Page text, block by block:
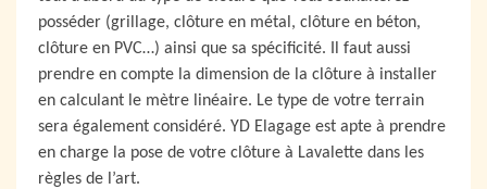
posséder (grillage, clôture en métal, clôture en béton,
clôture en PVC…) ainsi que sa spécificité. Il faut aussi
prendre en compte la dimension de la clôture à installer
en calculant le mètre linéaire. Le type de votre terrain
sera également considéré. YD Elagage est apte à prendre
en charge la pose de votre clôture à Lavalette dans les
règles de l’art.